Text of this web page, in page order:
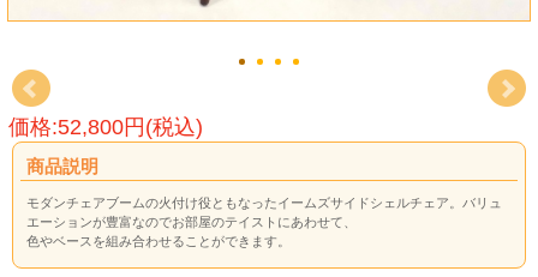
価格:52,800円(税込)
商品説明
モダンチェアブームの火付け役ともなったイームズサイドシェルチェア。バリュ
エーションが豊富なのでお部屋のテイストにあわせて、
色やベースを組み合わせることができます。